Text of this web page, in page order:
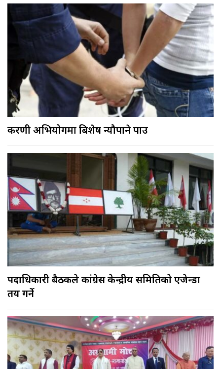
करणी अभियोगमा बिशेष न्यौपाने पक्राउ
पदाधिकारी बैठकले कांग्रेस केन्द्रीय समितिकाे एजेन्डा
तय गर्ने